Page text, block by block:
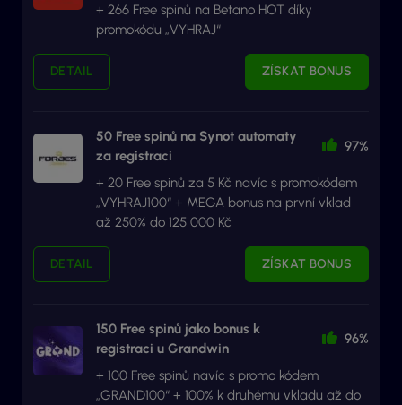
+ 266 Free spinů na Betano HOT díky
promokódu „VYHRAJ“
DETAIL ZÍSKAT BONUS
50 Free spinů na Synot automaty
za registraci
97%
+ 20 Free spinů za 5 Kč navíc s promokódem
„VYHRAJ100“ + MEGA bonus na první vklad
až 250% do 125 000 Kč
DETAIL ZÍSKAT BONUS
150 Free spinů jako bonus k
registraci u Grandwin
96%
+ 100 Free spinů navíc s promo kódem
„GRAND100“ + 100% k druhému vkladu až do